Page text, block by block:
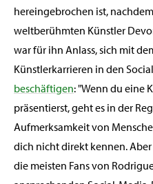
hereingebrochen ist,
weltberühmten Künstler
war für ihn Anlass, sich mit
Künstlerkarrieren in den
beschäftigen: "Wenn du eine
präsentierst, geht es in der
Aufmerksamkeit von
dich nicht direkt kennen.
die meisten Fans von